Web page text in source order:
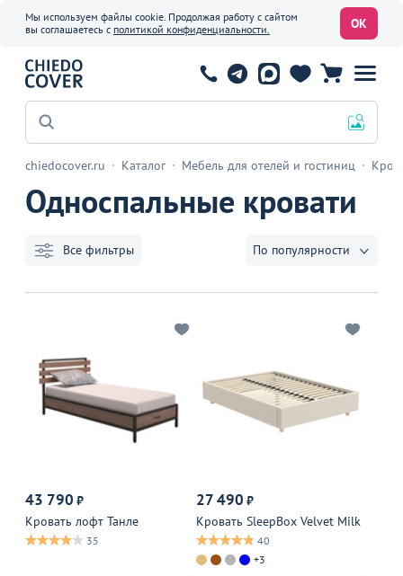
Мы используем файлы cookie. Продолжая работу с сайтом
вы соглашаетесь с политикой конфиденциальности. ОК
chiedocover.ru Каталог Мебель для отелей и гостиниц
Односпальные кровати
Все фильтры По популярности
43 790 ₽
Кровать лофт Танле
35
27 490 ₽
Кровать SleepBox Velvet Milk
40
+3